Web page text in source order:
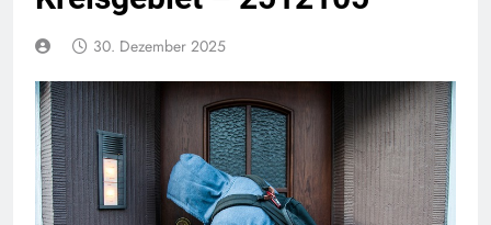
30. Dezember 2025